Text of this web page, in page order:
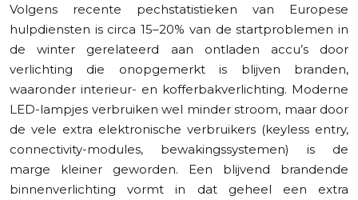
Volgens recente pechstatistieken van Europese
hulpdiensten is circa 15–20% van de startproblemen in
de winter gerelateerd aan ontladen accu’s door
verlichting die onopgemerkt is blijven branden,
waaronder interieur- en kofferbakverlichting. Moderne
LED-lampjes verbruiken wel minder stroom, maar door
de vele extra elektronische verbruikers (keyless entry,
connectivity-modules, bewakingssystemen) is de
marge kleiner geworden. Een blijvend brandende
binnenverlichting vormt in dat geheel een extra